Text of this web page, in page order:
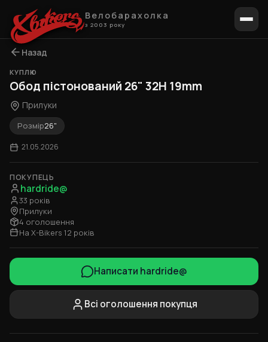
Велобарахолка
з 2003 року
Назад
КУПЛЮ
Обод пістонований 26" 32H 19mm
Прилуки
Розмір26"
21.05.2026
ПОКУПЕЦЬ
hardride@
33 років
Прилуки
4 оголошення
На X-Bikers 12 років
Написати hardride@
Всі оголошення покупця